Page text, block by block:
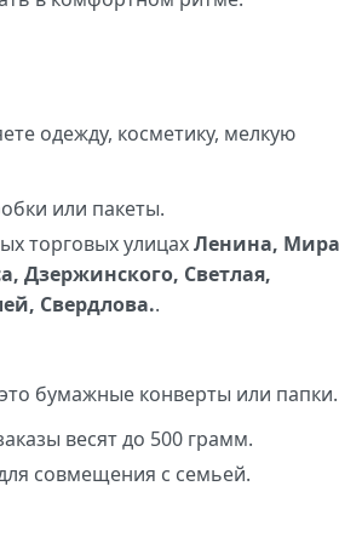
одежду, косметику, мелкую
или пакеты.
торговых улицахЛенина,
Дзержинского, Светлая,
Свердлова..
бумажные конверты или папки.
весят до 500 грамм.
совмещения с семьей.